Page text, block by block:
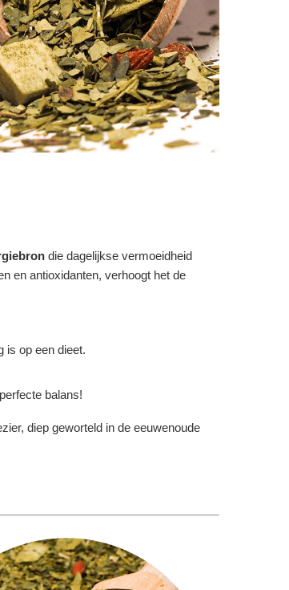
die dagelijkse vermoeidheid
en antioxidanten, verhoogt het de
is op een dieet.
balans!
diep geworteld in de eeuwenoude